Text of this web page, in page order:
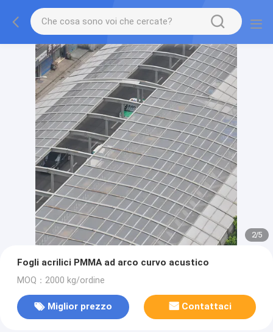
2/5
Fogli acrilici PMMA ad arco curvo acustico
MOQ：2000 kg/ordine
Miglior prezzo Contattaci